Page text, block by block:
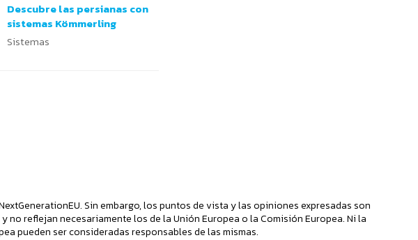
Descubre las persianas con
sistemas Kömmerling
Sistemas
Sin embargo, los puntos de vista y las opiniones expresadas son
no reflejan necesariamente los de la Unión Europea o la Comisión Europea. Ni la
pueden ser consideradas responsables de las mismas.